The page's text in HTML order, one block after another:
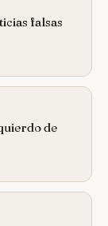
falsas
de